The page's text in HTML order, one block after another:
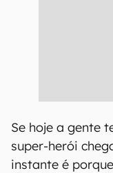
Se hoje a gente
super-herói
instante é